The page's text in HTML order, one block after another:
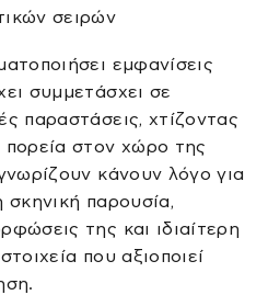
σειρών
εμφανίσεις
συμμετάσχει σε
παραστάσεις, χτίζοντας
στον χώρο της
κάνουν λόγο για
σκηνική παρουσία,
της και ιδιαίτερη
που αξιοποιεί